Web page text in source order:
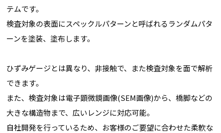
テムです。
検査対象の表面にスペックルパターンと呼ばれるランダムパタ
ーンを塗装、塗布します。
ひずみゲージとは異なり、非接触で、また検査対象を面で解析
できます。
また、検査対象は電子顕微鏡画像(SEM画像)から、橋脚などの
大きな構造物まで、広いレンジに対応可能。
自社開発を行っているため、お客様のご要望に合わせた柔軟な